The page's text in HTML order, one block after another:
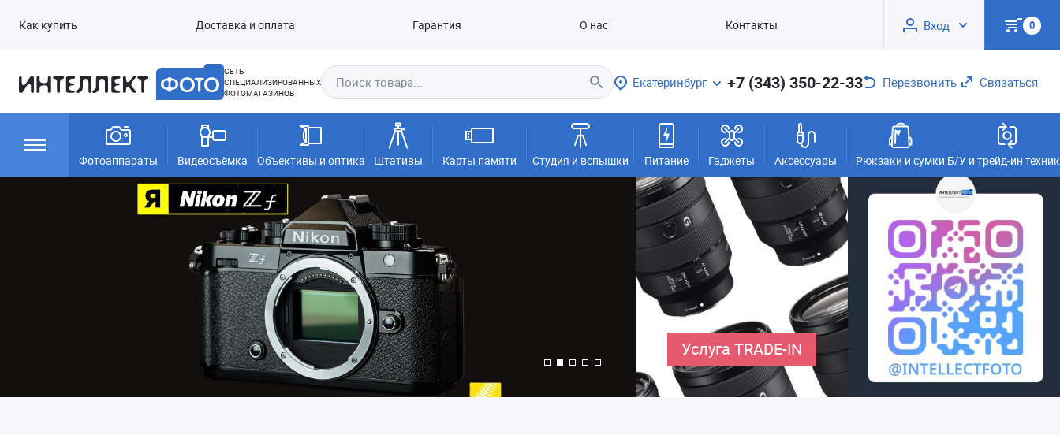
Как купить Доставка и оплата Гарантия О нас Контакты Вход 0
СЕТЬ
СПЕЦИАЛИЗИРОВАННЫХ
ФОТОМАГАЗИНОВ
Екатеринбург +7 (343) 350-22-33 Перезвонить Связаться
Фотоаппараты Видеосъёмка Объективы и оптика Штативы Карты памяти Студия и вспышки Питание Гаджеты Аксессуары Рюкзаки и сумки Б/У и трейд-ин
Услуга TRADE-IN